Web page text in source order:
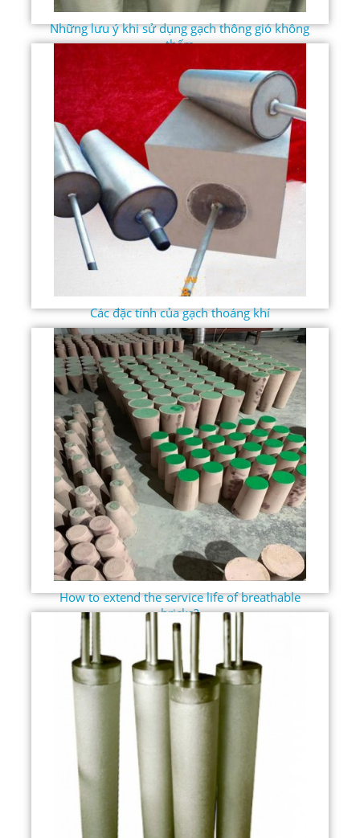
Những lưu ý khi sử dụng gạch thông gió không
thấm
Các đặc tính của gạch thoáng khí
How to extend the service life of breathable
bricks?